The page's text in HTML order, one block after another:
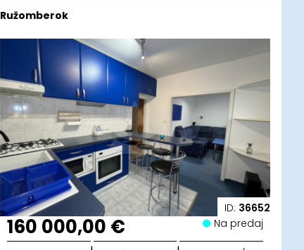
ID: 36652
Ružomberok
160 000,00 € Na predaj